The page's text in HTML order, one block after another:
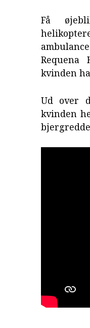
Få
Requena
kvinden
Ud over
kvinden